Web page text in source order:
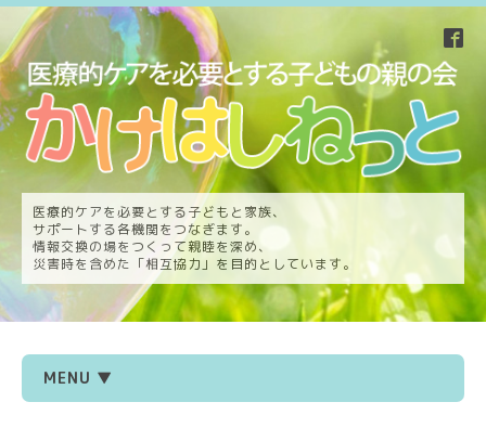
医療的ケアを必要とする子どもと家族、
サポートする各機関をつなぎます。
情報交換の場をつくって親睦を深め、
災害時を含めた「相互協力」を目的としています。
MENU ▼